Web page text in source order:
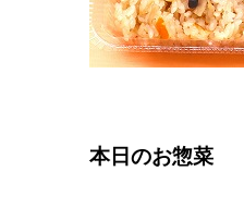
本日のお惣菜